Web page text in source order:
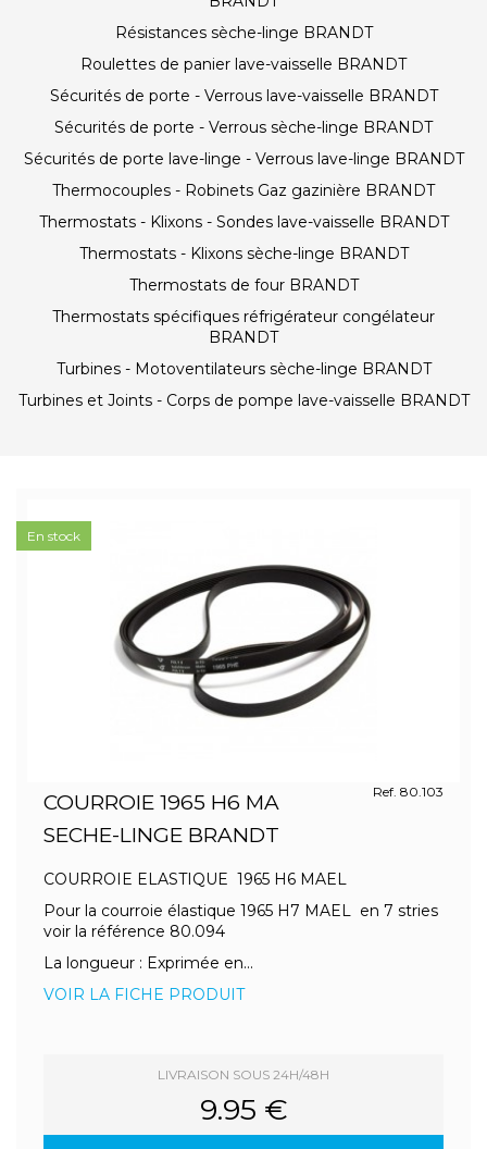
Résistances sèche-linge BRANDT
Roulettes de panier lave-vaisselle BRANDT
Sécurités de porte - Verrous lave-vaisselle BRANDT
Sécurités de porte - Verrous sèche-linge BRANDT
Sécurités de porte lave-linge - Verrous lave-linge BRANDT
Thermocouples - Robinets Gaz gazinière BRANDT
Thermostats - Klixons - Sondes lave-vaisselle BRANDT
Thermostats - Klixons sèche-linge BRANDT
Thermostats de four BRANDT
Thermostats spécifiques réfrigérateur congélateur
BRANDT
Turbines - Motoventilateurs sèche-linge BRANDT
Turbines et Joints - Corps de pompe lave-vaisselle BRANDT
COURROIE 1965 H6 MA
SECHE-LINGE BRANDT
Ref. 80.103
COURROIE ELASTIQUE 1965 H6 MAEL
Pour la courroie élastique 1965 H7 MAEL en 7 stries
voir la référence 80.094
La longueur : Exprimée en...
VOIR LA FICHE PRODUIT
LIVRAISON SOUS 24H/48H
9.95 €
En stock